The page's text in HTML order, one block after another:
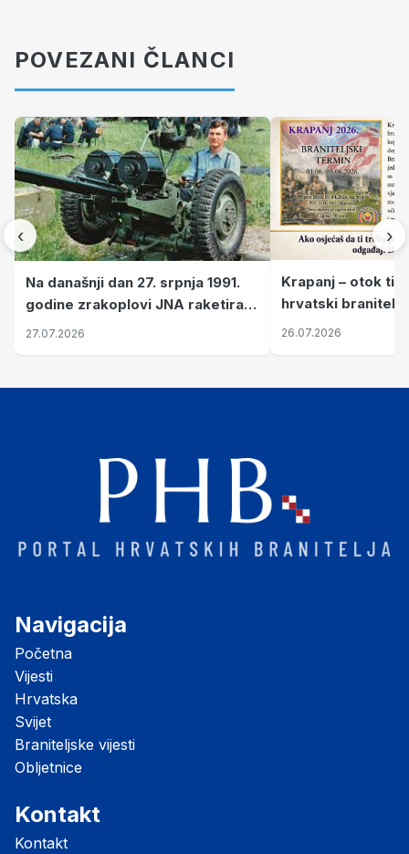
POVEZANI ČLANCI
‹
Na današnji dan 27. srpnja 1991.
godine zrakoplovi JNA raketirali
su vojarnu i obučni centar "Nikola
27.07.2026
Krapanj – otok
hrvatski branitelji
pronalaze mir
26.07.2026
›
Navigacija
Početna
Vijesti
Hrvatska
Svijet
Braniteljske vijesti
Obljetnice
Kontakt
Kontakt